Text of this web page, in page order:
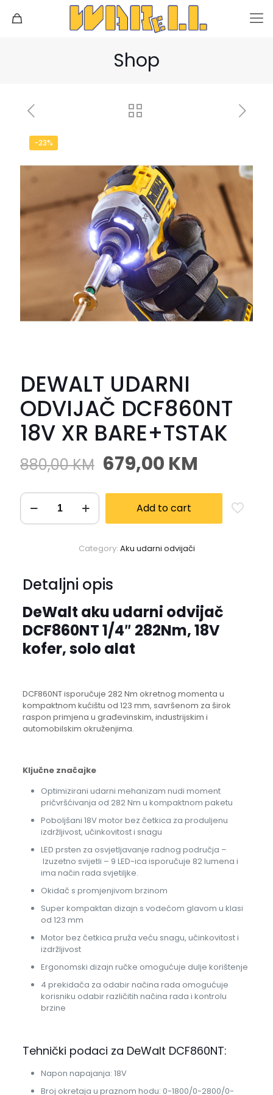
Shop
-23%
DEWALT UDARNI
ODVIJAČ DCF860NT
18V XR BARE+TSTAK
880,00KM 679,00 KM
Add to cart
Category: Aku udarni odvijači
Detaljni opis
DeWalt aku udarni odvijač
DCF860NT 1/4″ 282Nm, 18V
kofer, solo alat
DCF860NT isporučuje 282 Nm okretnog momenta u
kompaktnom kućištu od 123 mm, savršenom za širok
raspon primjena u građevinskim, industrijskim i
automobilskim okruženjima.
Ključne značajke
Optimizirani udarni mehanizam nudi moment
pričvršćivanja od 282 Nm u kompaktnom paketu
Poboljšani 18V motor bez četkica za produljenu
izdržljivost, učinkovitost i snagu
LED prsten za osvjetljavanje radnog područja –
Izuzetno svijetli – 9 LED-ica isporučuje 82 lumena i
ima način rada svjetiljke.
Okidač s promjenjivom brzinom
Super kompaktan dizajn s vodećom glavom u klasi
od 123 mm
Motor bez četkica pruža veću snagu, učinkovitost i
izdržljivost
Ergonomski dizajn ručke omogućuje dulje korištenje
4 prekidača za odabir načina rada omogućuje
korisniku odabir različitih načina rada i kontrolu
brzine
Tehnički podaci za DeWalt DCF860NT:
Napon napajanja: 18V
Broj okretaja u praznom hodu: 0-1800/0-2800/0-